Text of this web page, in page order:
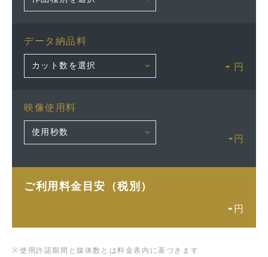
データ納品料
- 円
映像使用料
- 円
ご利用料金目安（税別）
- 円
※ 使用許諾期間と媒体数とは料金表内に基づきます